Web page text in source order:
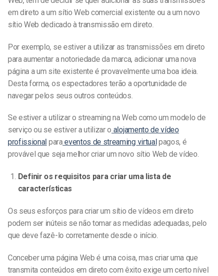
em direto a um sítio Web comercial existente ou a um novo
sítio Web dedicado à transmissão em direto.
Por exemplo, se estiver a utilizar as transmissões em direto
para aumentar a notoriedade da marca, adicionar uma nova
página a um site existente é provavelmente uma boa ideia.
Desta forma, os espectadores terão a oportunidade de
navegar pelos seus outros conteúdos.
Se estiver a utilizar o streaming na Web como um modelo de
serviço ou se estiver a utilizar o alojamento de vídeo
profissional paraeventos de streaming virtual pagos, é
provável que seja melhor criar um novo sítio Web de vídeo.
Definir os requisitos para criar uma lista de
características
Os seus esforços para criar um sítio de vídeos em direto
podem ser inúteis se não tomar as medidas adequadas, pelo
que deve fazê-lo corretamente desde o início.
Conceber uma página Web é uma coisa, mas criar uma que
transmita conteúdos em direto com êxito exige um certo nível